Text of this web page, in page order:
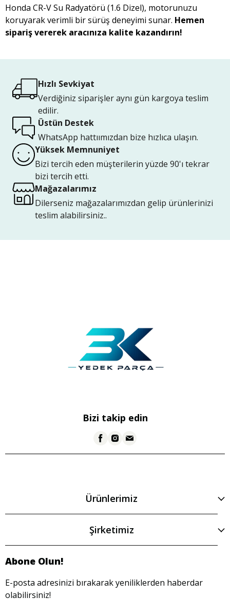
Honda CR-V Su Radyatörü (1.6 Dizel), motorunuzu
koruyarak verimli bir sürüş deneyimi sunar. Hemen
sipariş vererek aracınıza kalite kazandırın!
Hızlı Sevkiyat
Verdiğiniz siparişler aynı gün kargoya teslim
edilir.
Üstün Destek
WhatsApp hattıımızdan bize hızlıca ulaşın.
Yüksek Memnuniyet
Bizi tercih eden müşterilerin yüzde 90'ı tekrar
bizi tercih etti.
Mağazalarımız
Dilerseniz mağazalarımızdan gelip ürünlerinizi
teslim alabilirsiniz..
Bizi takip edin
Ürünlerimiz
Şirketimiz
Abone Olun!
E-posta adresinizi bırakarak yeniliklerden haberdar
olabilirsiniz!